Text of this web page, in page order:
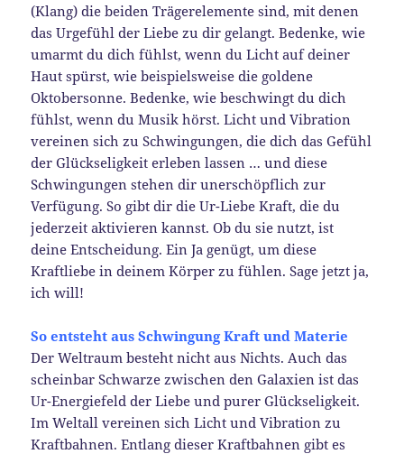
(Klang) die beiden Trägerelemente sind, mit denen
das Urgefühl der Liebe zu dir gelangt. Bedenke, wie
umarmt du dich fühlst, wenn du Licht auf deiner
Haut spürst, wie beispielsweise die goldene
Oktobersonne. Bedenke, wie beschwingt du dich
fühlst, wenn du Musik hörst. Licht und Vibration
vereinen sich zu Schwingungen, die dich das Gefühl
der Glückseligkeit erleben lassen … und diese
Schwingungen stehen dir unerschöpflich zur
Verfügung. So gibt dir die Ur-Liebe Kraft, die du
jederzeit aktivieren kannst. Ob du sie nutzt, ist
deine Entscheidung. Ein Ja genügt, um diese
Kraftliebe in deinem Körper zu fühlen. Sage jetzt ja,
ich will!
So entsteht aus Schwingung Kraft und Materie
Der Weltraum besteht nicht aus Nichts. Auch das
scheinbar Schwarze zwischen den Galaxien ist das
Ur-Energiefeld der Liebe und purer Glückseligkeit.
Im Weltall vereinen sich Licht und Vibration zu
Kraftbahnen. Entlang dieser Kraftbahnen gibt es